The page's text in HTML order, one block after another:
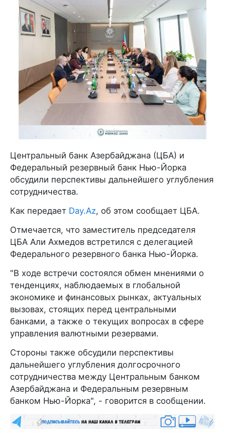
Центральный банк Азербайджана (ЦБА) и
Федеральный резервный банк Нью-Йорка
обсудили перспективы дальнейшего углубления
сотрудничества.
Как передает Day.Az, об этом сообщает ЦБА.
Отмечается, что заместитель председателя
ЦБА Али Ахмедов встретился с делегацией
Федерального резервного банка Нью-Йорка.
"В ходе встречи состоялся обмен мнениями о
тенденциях, наблюдаемых в глобальной
экономике и финансовых рынках, актуальных
вызовах, стоящих перед центральными
банками, а также о текущих вопросах в сфере
управления валютными резервами.
Стороны также обсудили перспективы
дальнейшего углубления долгосрочного
сотрудничества между Центральным банком
Азербайджана и Федеральным резервным
банком Нью-Йорка", - говорится в сообщении.